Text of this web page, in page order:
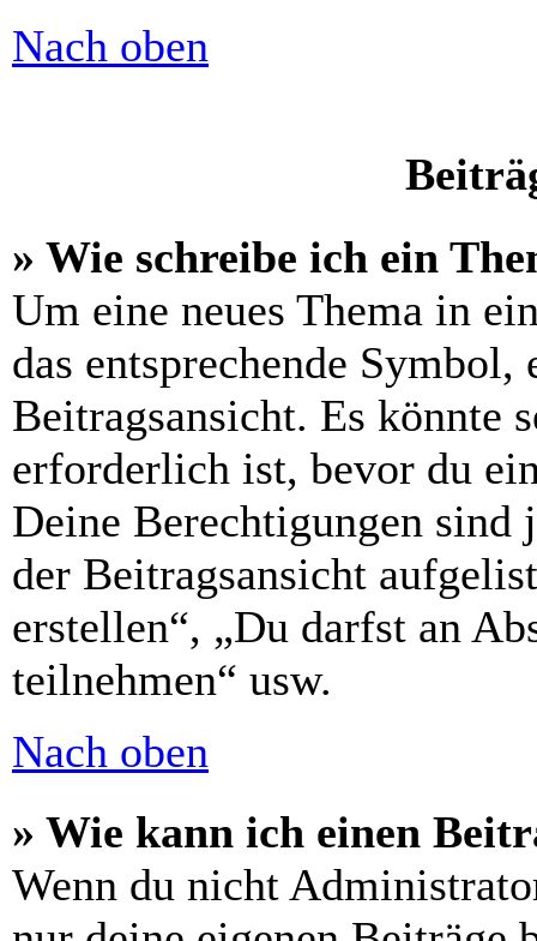
Nach oben
» Wie schreibe ich ein
Um eine neues Thema in
das entsprechende
Beitragsansicht. Es könnte
erforderlich ist, bevor du
Deine Berechtigungen sind
der Beitragsansicht
erstellen“, „Du darfst an
teilnehmen“ usw.
Nach oben
» Wie kann ich einen
Wenn du nicht